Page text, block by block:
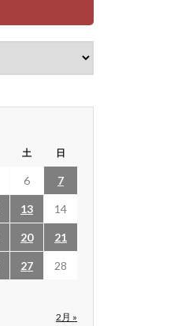
土 日
2月 »
6 7
13 14
20 21
27 28